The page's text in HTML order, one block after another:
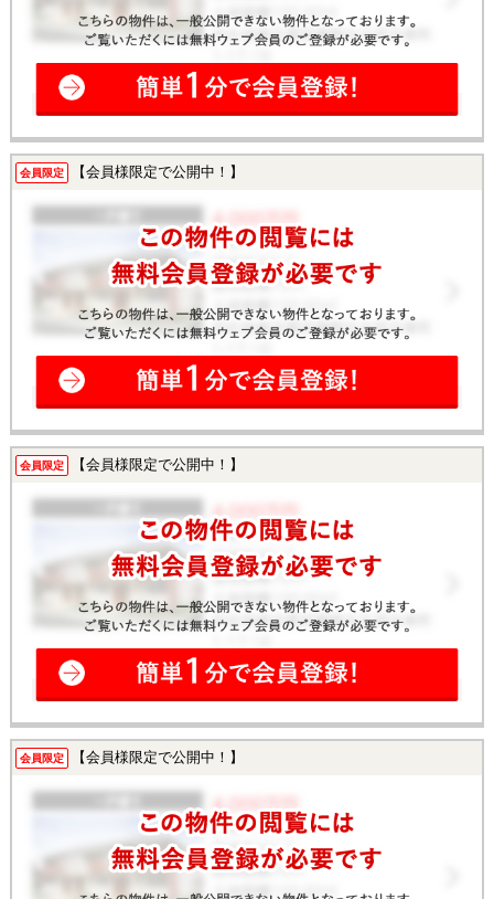
会員限定 【会員様限定で公開中！】
会員限定 【会員様限定で公開中！】
会員限定 【会員様限定で公開中！】